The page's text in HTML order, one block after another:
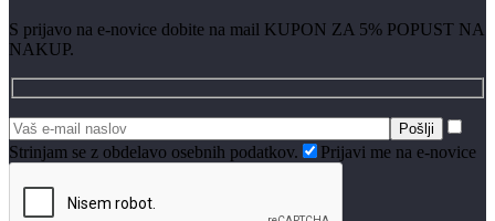
S prijavo na e-novice dobite na mail KUPON ZA 5% POPUST NA
NAKUP.
Strinjam se z obdelavo osebnih podatkov. Prijavi me na e-novice